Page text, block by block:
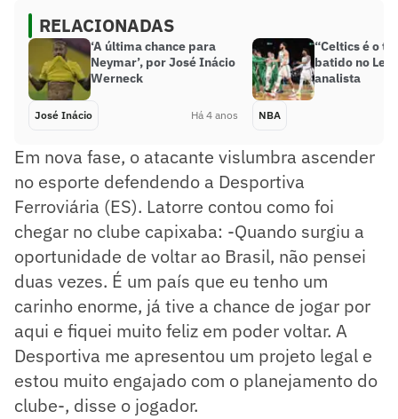
RELACIONADAS
‘A última chance para
Neymar’, por José Inácio
Werneck ​
José Inácio Há 4 anos
“Celtics é o
batido no
analista
NBA
Em nova fase, o atacante vislumbra ascender
no esporte defendendo a Desportiva
Ferroviária (ES). Latorre contou como foi
chegar no clube capixaba: -Quando surgiu a
oportunidade de voltar ao Brasil, não pensei
duas vezes. É um país que eu tenho um
carinho enorme, já tive a chance de jogar por
aqui e fiquei muito feliz em poder voltar. A
Desportiva me apresentou um projeto legal e
estou muito engajado com o planejamento do
clube-, disse o jogador.